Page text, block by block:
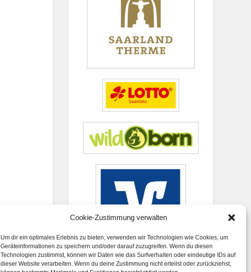
Cookie-Zustimmung verwalten
Um dir ein optimales Erlebnis zu bieten, verwenden wir Technologien wie Cookies, um
Geräteinformationen zu speichern und/oder darauf zuzugreifen. Wenn du diesen
Technologien zustimmst, können wir Daten wie das Surfverhalten oder eindeutige IDs auf
dieser Website verarbeiten. Wenn du deine Zustimmung nicht erteilst oder zurückziehst,